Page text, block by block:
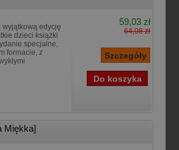
wyjątkową edycję
dzieci książki
specjalne,
formacie, z
59,03 zł
64,08 zł
Miękka]